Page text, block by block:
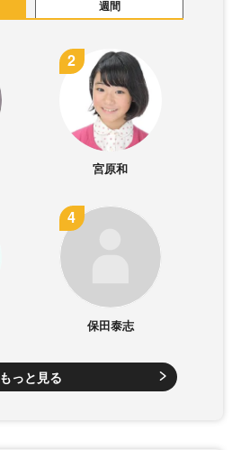
週間
宮原和
保田泰志
もっと見る